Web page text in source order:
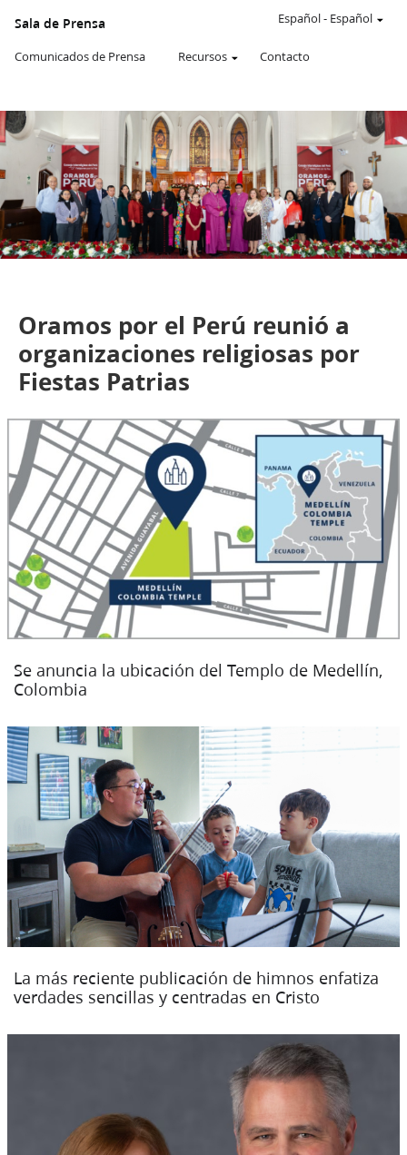
SITIO
WEB
oficial
de
de
JESUCRISTO
de
los
SANTOS
DE
LOS
ÚLTIMOS
DÍAS
Sala de Prensa
Comunicados de Prensa Recursos Contacto
Español- Español
Oramos por el Perú reunió a
organizaciones religiosas por
Fiestas Patrias
Se anuncia la ubicación del Templo de Medellín,
Colombia
La más reciente publicación de himnos enfatiza
verdades sencillas y centradas en Cristo